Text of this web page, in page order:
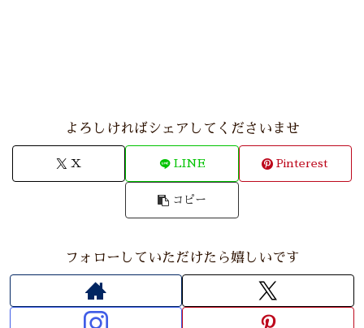
よろしければシェアしてくださいませ
X LINE Pinterest
コピー
フォローしていただけたら嬉しいです